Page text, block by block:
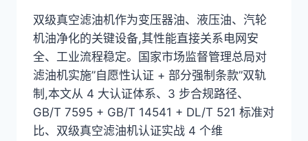
双级真空滤油机作为变压器油、液压油、汽轮
机油净化的关键设备,其性能直接关系电网安
全、工业流程稳定。国家市场监督管理总局对
滤油机实施”自愿性认证 + 部分强制条款”双轨
制,本文从 4 大认证体系、3 步合规路径、
GB/T 7595 + GB/T 14541 + DL/T 521 标准对
比、双级真空滤油机认证实战 4 个维